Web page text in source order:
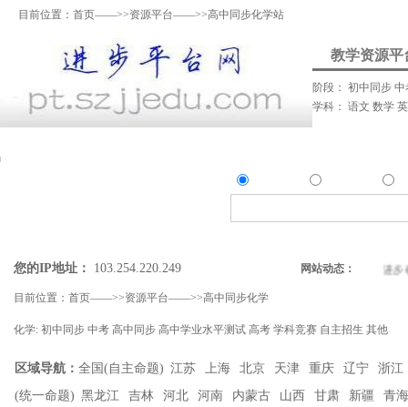
目前位置： 首页——>>资源平台——>>高中同步化学站
教学资源平
阶段： 初中同步
学科： 语文 数学
您的IP地址： 103.254.220.249 网站动态： 进步
目前位置： 首页——>>资源平台——>>高中同步化学
化学: 初中同步 中考 高中同步 高中学业水平测试 高考 学科竞赛 自主招生 其他
区域导航： 全国(自主命题) 江苏 上海 北京 天津 重庆 辽宁
浙江
(统一命题) 黑龙江 吉林 河北 河南 内蒙古 山西 甘肃 新疆 青